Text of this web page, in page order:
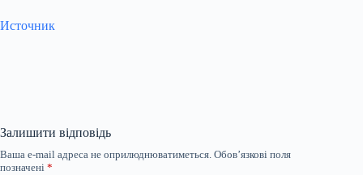
Источник
Залишити відповідь
Ваша e-mail адреса не оприлюднюватиметься. Обов’язкові поля
позначені *